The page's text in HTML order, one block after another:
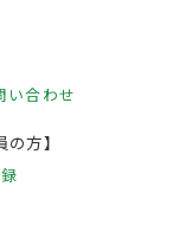
い合わせ
方】